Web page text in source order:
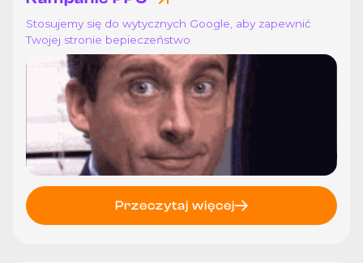
Stosujemy się do wytycznych Google, aby zapewnić
Twojej stronie bepieczeństwo
Przeczytaj więcej